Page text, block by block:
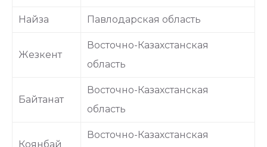
Найза Павлодарская область
Жезкент
Восточно-Казахстанская
область
Байтанат
Восточно-Казахстанская
область
Коянбай
Восточно-Казахстанская